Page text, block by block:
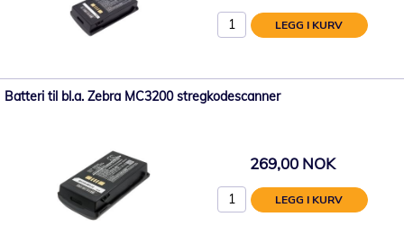
LEGG I KURV
Batteri til bl.a. Zebra MC3200 stregkodescanner
269,00 NOK
LEGG I KURV